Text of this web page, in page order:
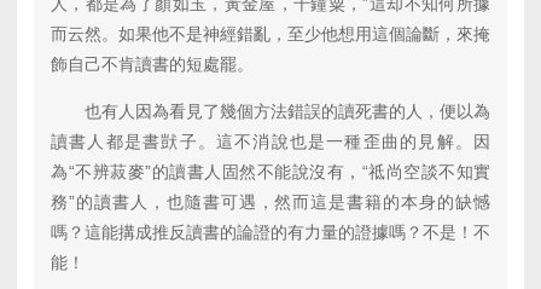
而云然。如果他不是神經錯亂，至少他想用這個論斷，來掩
飾自己不肯讀書的短處罷。
也有人因為看見了幾個方法錯誤的讀死書的人，便以為
讀書人都是書獃子。這不消說也是一種歪曲的見解。因
為“不辨菽麥”的讀書人固然不能說沒有，“祗尚空談不知實
務”的讀書人，也隨書可遇，然而這是書籍的本身的缺憾
嗎？這能搆成推反讀書的論證的有力量的證據嗎？不是！不
能！